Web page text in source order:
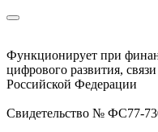
Функционирует при
цифрового развития,
Российской Федерации
Свидетельство № ФС77-